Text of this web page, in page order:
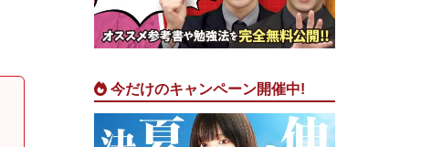
今だけのキャンペーン開催中!